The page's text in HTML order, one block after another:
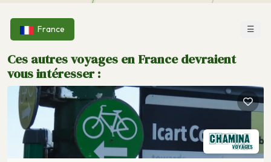
France ☰
Ces autres voyages en France devraient
vous intéresser :